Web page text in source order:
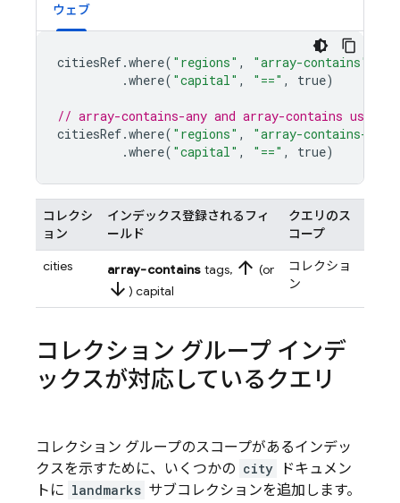
ウェブ
citiesRef.where( "regions" , "array-contains"
.where( "capital" , "==" , true)
// array-contains-any and array-contains use the
citiesRef.where( "regions" , "array-contains-any"
.where( "capital" , "==" , true)
コレクシ
ョン
インデックス登録されるフィ
ールド
クエリのス
コープ
cities
array-contains tags, arrow_upward (or
arrow_downward ) capital
コレクショ
ン
コレクション グループ インデ
ックスが対応しているクエリ
コレクション グループのスコープがあるインデッ
クスを示すために、いくつかの city
ドキュメン
トに landmarks サブコレクションを追加します。